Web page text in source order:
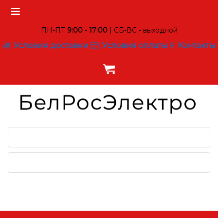
ПН-ПТ 9:00 - 17:00| СБ-ВС - выходной
Условия доставки Условия оплаты Контакты